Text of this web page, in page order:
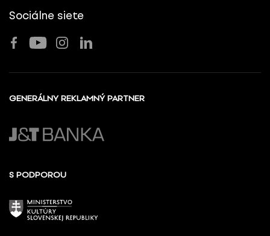
Sociálne siete
GENERÁLNY REKLAMNÝ PARTNER
S PODPOROU